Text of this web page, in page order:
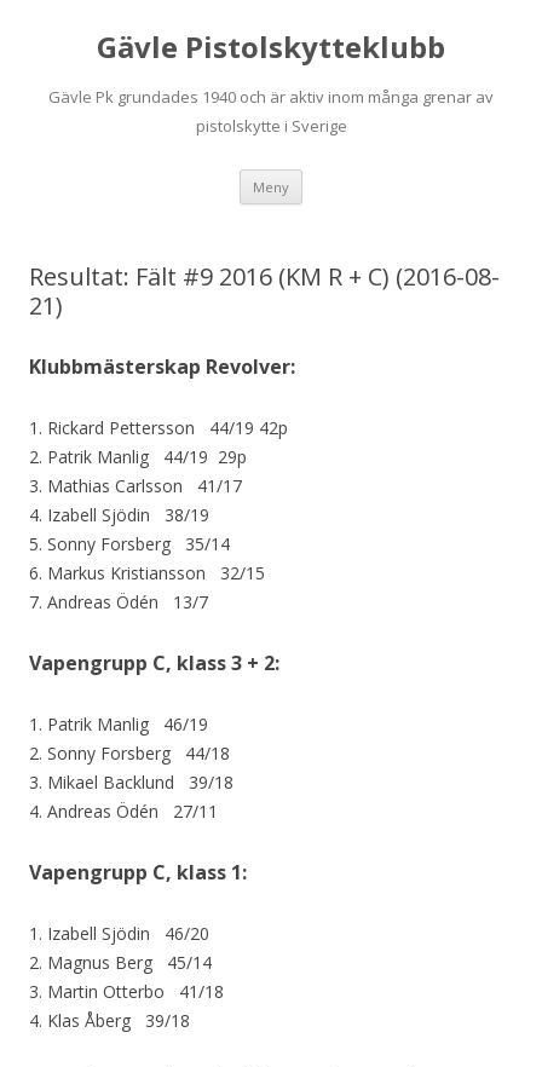
Gävle Pistolskytteklubb
Gävle Pk grundades 1940 och är aktiv inom många grenar av
pistolskytte i Sverige
Meny
Resultat: Fält #9 2016 (KM R + C) (2016-08-
21)
Klubbmästerskap Revolver:
1. Rickard Pettersson 44/19 42p
2. Patrik Manlig 44/19 29p
3. Mathias Carlsson 41/17
4. Izabell Sjödin 38/19
5. Sonny Forsberg 35/14
6. Markus Kristiansson 32/15
7. Andreas Ödén 13/7
Vapengrupp C, klass 3 + 2:
1. Patrik Manlig 46/19
2. Sonny Forsberg 44/18
3. Mikael Backlund 39/18
4. Andreas Ödén 27/11
Vapengrupp C, klass 1:
1. Izabell Sjödin 46/20
2. Magnus Berg 45/14
3. Martin Otterbo 41/18
4. Klas Åberg 39/18